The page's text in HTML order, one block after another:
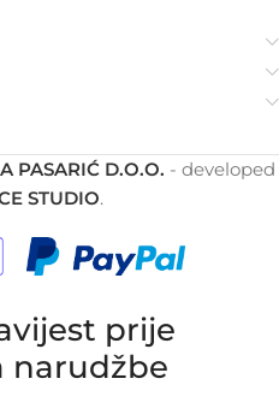
PASARIĆ D.O.O. - developed
STUDIO.
prije
narudžbe